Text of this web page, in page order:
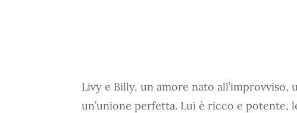
Livy e Billy, un amore nato
un’unione perfetta. Lui è ricco e potente,